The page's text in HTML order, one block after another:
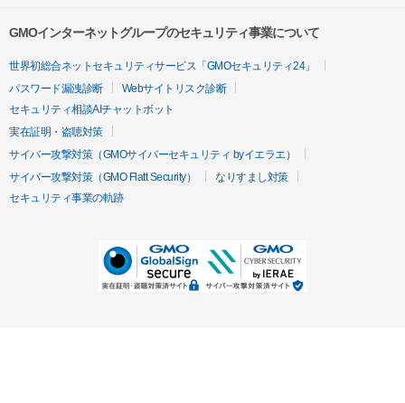
GMOインターネットグループのセキュリティ事業について
世界初総合ネットセキュリティサービス「GMOセキュリティ24」
パスワード漏洩診断
Webサイトリスク診断
セキュリティ相談AIチャットボット
実在証明・盗聴対策
サイバー攻撃対策（GMOサイバーセキュリティ byイエラエ）
サイバー攻撃対策（GMO Flatt Security）
なりすまし対策
セキュリティ事業の軌跡